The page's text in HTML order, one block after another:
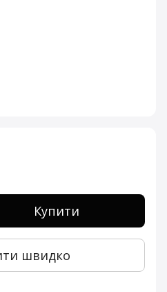
Купити
швидко